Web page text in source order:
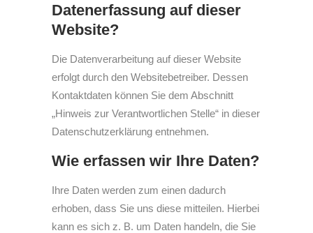
Datenerfassung auf dieser
Website?
Die Datenverarbeitung auf dieser Website
erfolgt durch den Websitebetreiber. Dessen
Kontaktdaten können Sie dem Abschnitt
„Hinweis zur Verantwortlichen Stelle“ in dieser
Datenschutzerklärung entnehmen.
Wie erfassen wir Ihre Daten?
Ihre Daten werden zum einen dadurch
erhoben, dass Sie uns diese mitteilen. Hierbei
kann es sich z. B. um Daten handeln, die Sie